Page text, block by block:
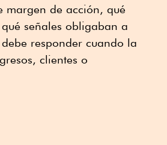
margen de acción, qué
señales obligaban a
responder cuando la
clientes o